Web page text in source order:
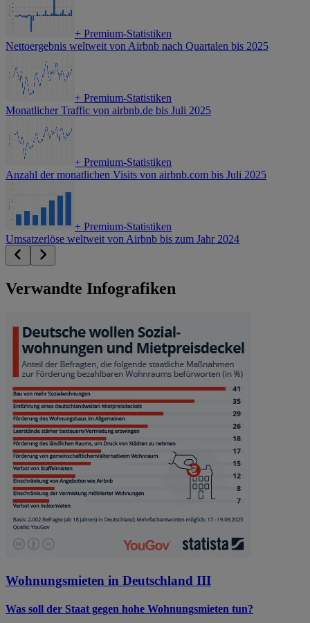
+ Premium-Statistiken
Nettoergebnis weltweit von Airbnb nach Quartalen bis 2025
+ Premium-Statistiken
Monatlicher Traffic von airbnb.de bis Juli 2025
+ Premium-Statistiken
Anzahl der monatlichen Visits von airbnb.com bis Juli 2025
+ Premium-Statistiken
Umsatzerlöse weltweit von Airbnb bis zum Jahr 2024
Verwandte Infografiken
Wohnungsmieten in Deutschland III
Was soll der Staat gegen hohe Wohnungsmieten tun?